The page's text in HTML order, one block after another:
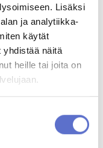
Lisäksi
ja analytiikka-
käytät
yhdistää näitä
heille tai joita on